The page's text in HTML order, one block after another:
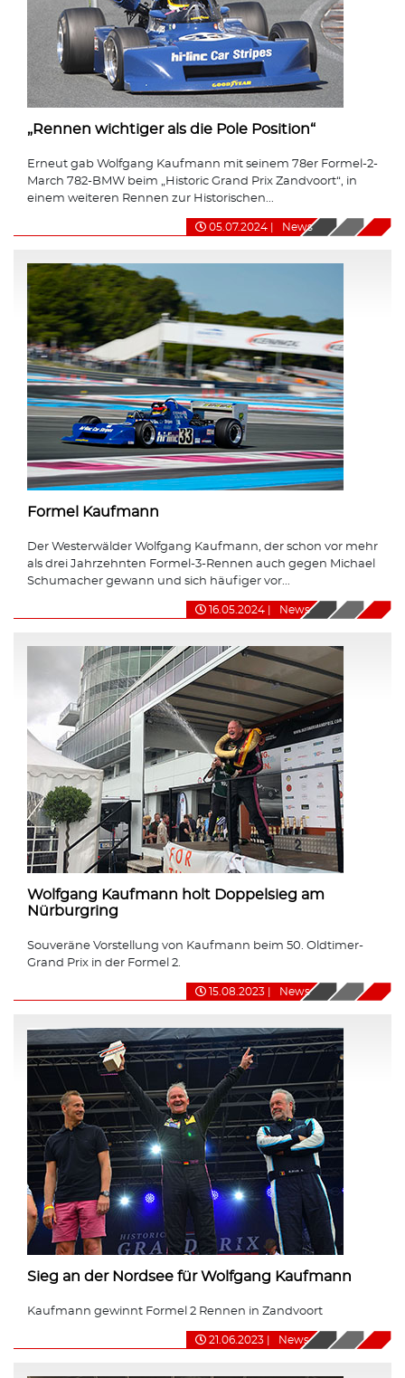
„Rennen wichtiger als die Pole Position“
Erneut gab Wolfgang Kaufmann mit seinem 78er Formel-2-
March 782-BMW beim „Historic Grand Prix Zandvoort“, in
einem weiteren Rennen zur Historischen...
05.07.2024 News
Formel Kaufmann
Der Westerwälder Wolfgang Kaufmann, der schon vor mehr
als drei Jahrzehnten Formel-3-Rennen auch gegen Michael
Schumacher gewann und sich häufiger vor...
16.05.2024 News
Wolfgang Kaufmann holt Doppelsieg am
Nürburgring
Souveräne Vorstellung von Kaufmann beim 50. Oldtimer-
Grand Prix in der Formel 2.
15.08.2023 News
Sieg an der Nordsee für Wolfgang Kaufmann
Kaufmann gewinnt Formel 2 Rennen in Zandvoort
21.06.2023 News